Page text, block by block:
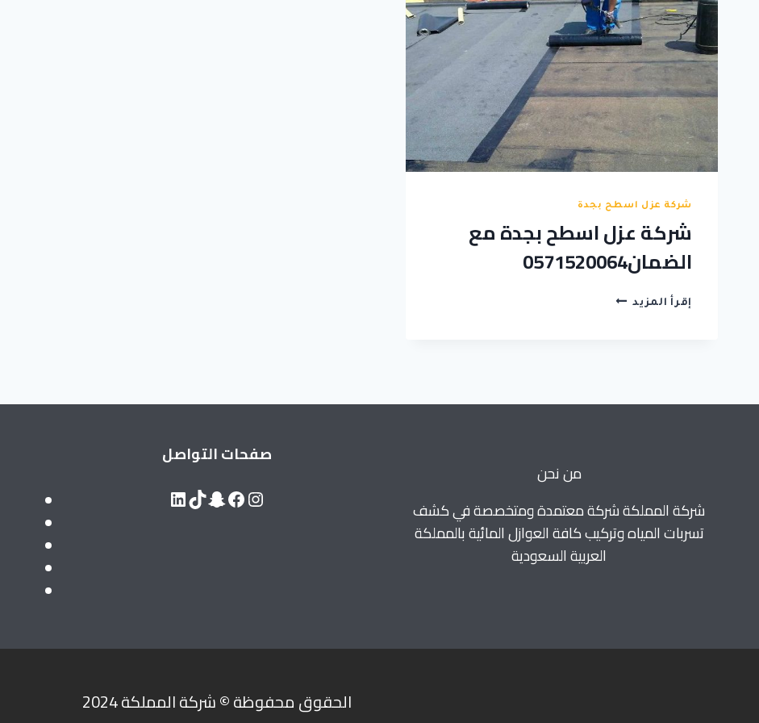
شركة عزل اسطح بجدة
شركة عزل اسطح بجدة مع
الضمان0571520064
إقرأ المزيد شركة
من نحن
شركة المملكة شركة معتمدة ومتخصصة في كشف
تسربات المياه وتركيب كافة العوازل المائية بالمملكة
العربية السعودية
صفحات التواصل
Instagram
Facebook
Snapchat
TikTok
LinkedIn
الحقوق محفوظة©شركة المملكة 2024